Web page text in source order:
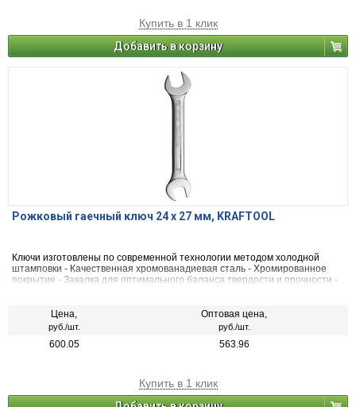
Купить в 1 клик
Добавить в корзину
Рожковый гаечный ключ 24 х 27 мм, KRAFTOOL
Ключи изготовлены по современной технологии методом холодной
штамповки - Качественная хромованадиевая сталь - Хромированное
покрытие - Закалка для оптимального баланса твердости и прочности -
Цена,
руб./шт.
Оптовая цена,
руб./шт.
600.05 563.96
Купить в 1 клик